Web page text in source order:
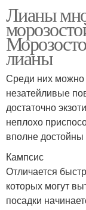
Лианы
лианы
Среди них можно
незатейливые
достаточно
неплохо
вполне
Кампсис
Отличается
которых могут
посадки